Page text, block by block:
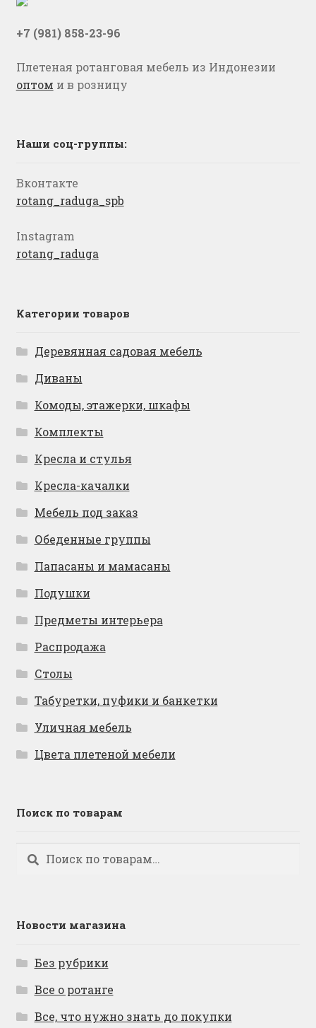
+7 (981) 858-23-96
Плетеная ротанговая мебель из Индонезии
оптом и в розницу
Наши соц-группы:
Вконтакте
rotang_raduga_spb
Instagram
rotang_raduga
Категории товаров
Деревянная садовая мебель
Диваны
Комоды, этажерки, шкафы
Комплекты
Кресла и стулья
Кресла-качалки
Мебель под заказ
Обеденные группы
Папасаны и мамасаны
Подушки
Предметы интерьера
Распродажа
Столы
Табуретки, пуфики и банкетки
Уличная мебель
Цвета плетеной мебели
Поиск по товарам
Искать:
Поиск
Новости магазина
Без рубрики
Все о ротанге
Все, что нужно знать до покупки